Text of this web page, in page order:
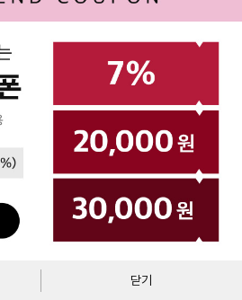
닫기
바로구매
드리며, 포토 상품평은 이미지 검수 후 1,000P가
포인트를 드립니다.
은 캡쳐 이미지, 상품의 식별이 어려운 이미지를
인트가 적립되지 않습니다.
상품만족도
9.6 /10